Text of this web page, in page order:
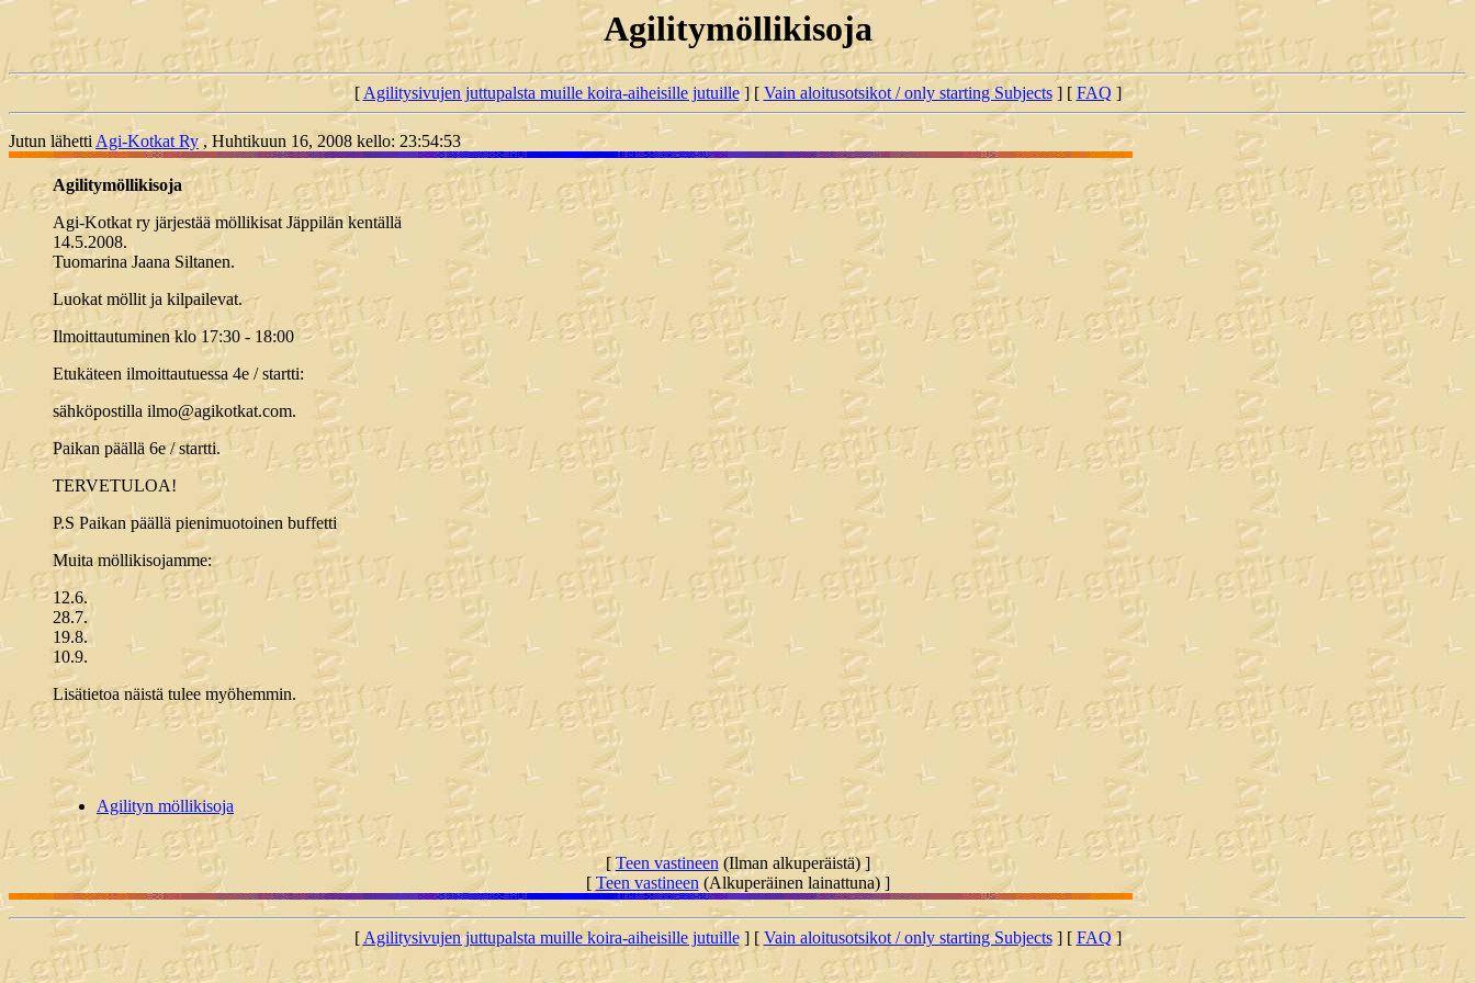
Agilitymöllikisoja
[Agilitysivujen juttupalsta muille koira-aiheisille jutuille] [ Vain aloitusotsikot / only starting Subjects] [ FAQ ]
Jutun lähettiAgi-Kotkat Ry, Huhtikuun 16, 2008 kello: 23:54:53
Agilitymöllikisoja
Agi-Kotkat ry järjestää möllikisat Jäppilän kentällä
14.5.2008.
Tuomarina Jaana Siltanen.
Luokat möllit ja kilpailevat.
Ilmoittautuminen klo 17:30 - 18:00
Etukäteen ilmoittautuessa 4e / startti:
sähköpostilla ilmo@agikotkat.com.
Paikan päällä 6e / startti.
TERVETULOA!
P.S Paikan päällä pienimuotoinen buffetti
Muita möllikisojamme:
12.6.
28.7.
19.8.
10.9.
Lisätietoa näistä tulee myöhemmin.
Agilityn möllikisoja
[Teen vastineen(Ilman alkuperäistä) ]
[ Teen vastineen(Alkuperäinen lainattuna) ]
[Agilitysivujen juttupalsta muille koira-aiheisille jutuille] [ Vain aloitusotsikot / only starting Subjects] [ FAQ]